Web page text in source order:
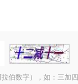
伯数字），如：三加